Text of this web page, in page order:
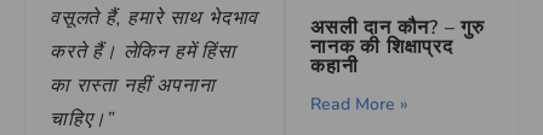
वसूलते हैं, हमारे साथ भेदभाव
करते हैं। लेकिन हमें हिंसा
का रास्ता नहीं अपनाना
चाहिए।”
असली दान कौन? – गुरु
नानक की शिक्षाप्रद
कहानी
Read More »